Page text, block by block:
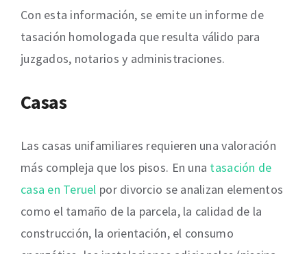
Con esta información, se emite un informe de
tasación homologada que resulta válido para
juzgados, notarios y administraciones.
Casas
Las casas unifamiliares requieren una valoración
más compleja que los pisos. En una tasación de
casa en Teruel por divorcio se analizan elementos
como el tamaño de la parcela, la calidad de la
construcción, la orientación, el consumo